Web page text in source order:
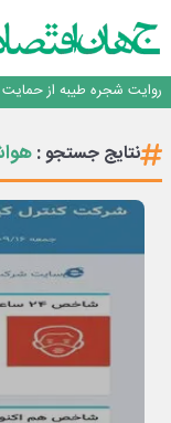
کنترل و ماژول وایرلس
خارجی
خدمت رسانی بیمه دی با
روایت شجره طیبه از حمایت ۵۰۰ استعداد درخشان در سال
با آزمون موفقیت‌آمیز بیش
کنترل و ماژول وایرلس
خارجی
خدمت رسانی بیمه دی با
نتایج جستجو :